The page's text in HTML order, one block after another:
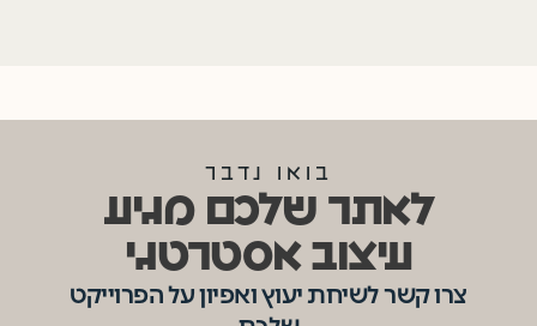
בואו נדבר
לאתר שלכם מגיע
עיצוב אסטרטגי
צרו קשר לשיחת יעוץ ואפיון על הפרוייקט